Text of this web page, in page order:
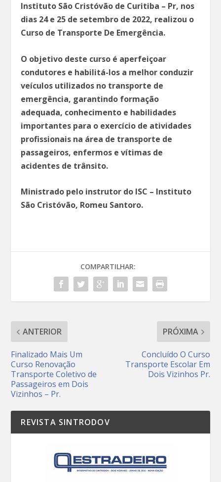
Instituto São Cristóvão de Curitiba – Pr, nos
dias 24 e 25 de setembro de 2022, realizou o
Curso de Transporte De Emergência.
O objetivo deste curso é aperfeiçoar
condutores e habilitá-los a melhor conduzir
veículos utilizados no transporte de
emergência, garantindo formação
adequada, conhecimento e habilidades
importantes para o exercício de atividades
profissionais na área de transporte de
passageiros, enfermos e vítimas de
acidentes de trânsito.
Ministrado pelo instrutor do ISC – Instituto
São Cristóvão, Romeu Santoro.
COMPARTILHAR:
ANTERIOR
Finalizado Mais Um
Curso Renovação
Transporte Coletivo de
Passageiros em Dois
Vizinhos – Pr.
PRÓXIMA
Concluído O Curso
Transporte Escolar Em
Dois Vizinhos Pr.
REVISTA SINTRODOV